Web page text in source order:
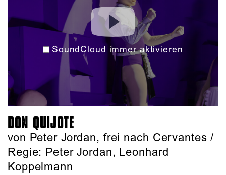
SoundCloud immer aktivieren
DON QUIJOTE
von Peter Jordan, frei nach Cervantes /
Regie: Peter Jordan, Leonhard
Koppelmann